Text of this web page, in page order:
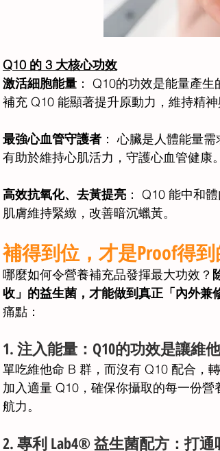
Q10 的 3 大核心功效
激活細胞能量 ： Q10的功效是能量產
補充 Q10 能顯著提升原動力，維持精神
最強心血管守護者 ： 心臟是人體能量
有助於維持心肌活力，守護心血管健康。
高效抗氧化、去黃提亮 ： Q10 能中和
肌膚維持緊緻，改善暗沉蠟黃。
補得到位，才是Proof得
哪麼如何令營養補充品發揮最大功效？
收」的益生菌，才能做到真正「內外兼
痛點：
1.⁠ ⁠注入能量：Q10的功效是讓維
單吃維他命 B 群，而沒有 Q10 配合，
加入適量 Q10，確保你攝取的每一份
航力。
2.⁠ ⁠專利 Lab4® 益生菌配方：打